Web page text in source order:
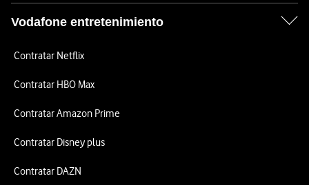
Vodafone entretenimiento
Contratar Netflix
Contratar HBO Max
Contratar Amazon Prime
Contratar Disney plus
Contratar DAZN